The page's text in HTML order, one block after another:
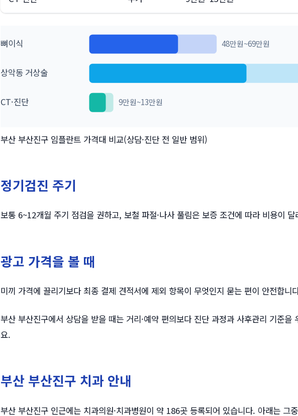
뼈이식 48만원~69만원
상악동 거상술
CT·진단 9만원~13만원
부산 부산진구 임플란트 가격대 비교(상담·진단 전 일반 범위)
정기검진 주기
보통 6~12개월 주기 점검을 권하고, 보철 파절·나사 풀림은 보증 조건에 따라 비용이 달
광고 가격을 볼 때
미끼 가격에 끌리기보다 최종 결제 견적서에 제외 항목이 무엇인지 묻는 편이 안전합니
부산 부산진구에서 상담을 받을 때는 거리·예약 편의보다 진단 과정과 사후관리 기준을
요.
부산 부산진구 치과 안내
부산 부산진구 인근에는 치과의원·치과병원이 약 186곳 등록되어 있습니다. 아래는 그